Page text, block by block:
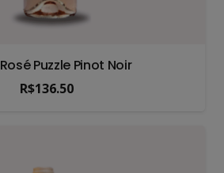
Puzzle Pinot Noir
R$136.50